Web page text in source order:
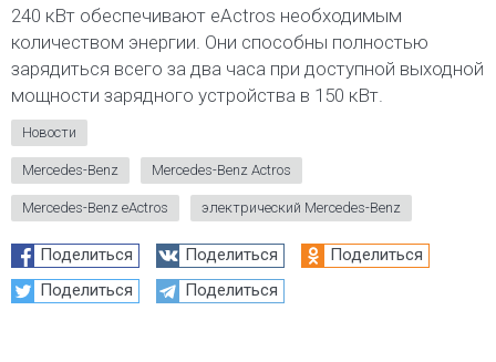
240 кВт обеспечивают eActros необходимым
количеством энергии. Они способны полностью
зарядиться всего за два часа при доступной выходной
мощности зарядного устройства в 150 кВт.
Новости
Mercedes-Benz Mercedes-Benz Actros
Mercedes-Benz eActros электрический Mercedes-Benz
Поделиться Поделиться
Поделиться
Поделиться
Поделиться